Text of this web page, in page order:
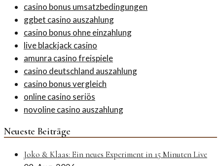
casino bonus umsatzbedingungen
ggbet casino auszahlung
casino bonus ohne einzahlung
live blackjack casino
amunra casino freispiele
casino deutschland auszahlung
casino bonus vergleich
online casino seriös
novoline casino auszahlung
Neueste Beiträge
Joko & Klaas: Ein neues Experiment in 15 Minuten Live